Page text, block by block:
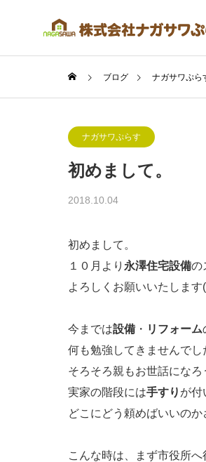
事業内容
ブログ ナガサワぷら
ナガサワぷらす
初めまして。
2018.10.04
初めまして。
１０月より 永澤住宅設備の
よろしくお願いいたします
今までは設備 ・ リフォーム
何も勉強してきませんでし
そろそろ親もお世話にな
実家の階段には手すり が付
どこにどう頼めばいいのか
こんな時は、まず市役所